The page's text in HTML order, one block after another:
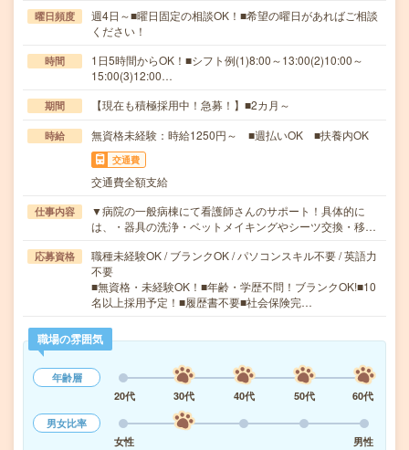
曜日頻度
週4日～■曜日固定の相談OK！■希望の曜日があればご相談
ください！
時間
1日5時間からOK！■シフト例(1)8:00～13:00(2)10:00～
15:00(3)12:00…
期間 【現在も積極採用中！急募！】■2カ月～
時給 無資格未経験：時給1250円～ ■週払いOK ■扶養内OK
交通費
交通費全額支給
仕事内容
▼病院の一般病棟にて看護師さんのサポート！具体的に
は、・器具の洗浄・ベットメイキングやシーツ交換・移…
応募資格
職種未経験OK / ブランクOK / パソコンスキル不要 / 英語力
不要
■無資格・未経験OK！■年齢・学歴不問！ブランクOK!■10
名以上採用予定！■履歴書不要■社会保険完…
職場の雰囲気
年齢層
20代
30代 40代 50代
60代
男女比率
女性
男性